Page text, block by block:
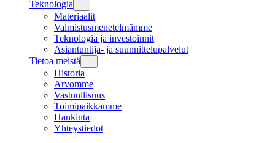
Teknologia
Materiaalit
Valmistusmenetelmämme
Teknologia ja investoinnit
Asiantuntija- ja suunnittelupalvelut
Tietoa meistä
Historia
Arvomme
Vastuullisuus
Toimipaikkamme
Hankinta
Yhteystiedot